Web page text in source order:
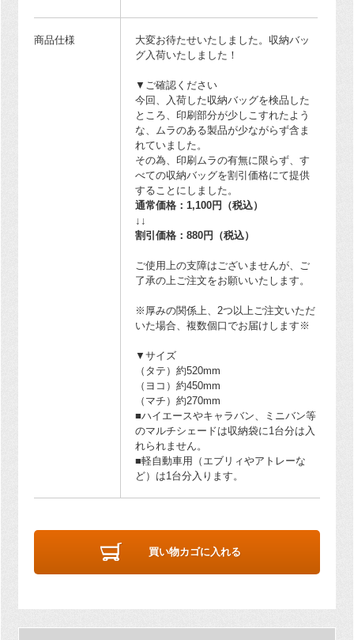
商品仕様
大変お待たせいたしました。収納バッ
グ入荷いたしました！
▼ご確認ください
今回、入荷した収納バッグを検品した
ところ、印刷部分が少しこすれたよう
な、ムラのある製品が少ながらず含ま
れていました。
その為、印刷ムラの有無に限らず、す
べての収納バッグを割引価格にて提供
することにしました。
通常価格：1,100円（税込）
↓↓
割引価格：880円（税込）
ご使用上の支障はございませんが、ご
了承の上ご注文をお願いいたします。
※厚みの関係上、2つ以上ご注文いただ
いた場合、複数個口でお届けします※
▼サイズ
（タテ）約520mm
（ヨコ）約450mm
（マチ）約270mm
■ハイエースやキャラバン、ミニバン等
のマルチシェードは収納袋に1台分は入
れられません。
■軽自動車用（エブリィやアトレーな
ど）は1台分入ります。
買い物カゴに入れる